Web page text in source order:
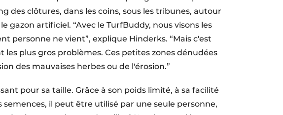
des clôtures, dans les coins, sous les tribunes, autour
gazon artificiel. “Avec le TurfBuddy, nous visons les
personne ne vient”, explique Hinderks. “Mais c'est
plus gros problèmes. Ces petites zones dénudées
des mauvaises herbes ou de l'érosion.”
pour sa taille. Grâce à son poids limité, à sa facilité
il peut être utilisé par une seule personne,